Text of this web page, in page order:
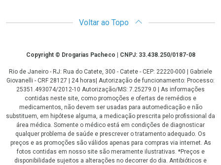
Voltar ao Topo
CopyrightCopyright © Drogarias Pacheco | CNPJ: 33.438.250/0187-08
Rio de Janeiro - RJ: Rua do Catete, 300 - Catete - CEP: 22220-000 | Gabriele
Giovanelli - CRF 28127 | 24 horas| Autorização de funcionamento: Processo:
25351.493074/2012-10 Autorização/MS: 7.25279.0 | As informações
contidas neste site, como promoções e ofertas de remédios e
medicamentos, não devem ser usadas para automedicação e não
substituem, em hipótese alguma, a medicação prescrita pelo profissional da
área médica. Somente o médico está em condições de diagnosticar
qualquer problema de saúde e prescrever o tratamento adequado. Os
preços e as promoções são válidos apenas para compras via internet. As
fotos contidas em nosso site são meramente ilustrativas. *Preços e
disponibilidade sujeitos a alterações no decorrer do dia. Antibióticos e